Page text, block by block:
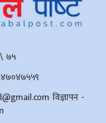
७५
विज्ञापन -